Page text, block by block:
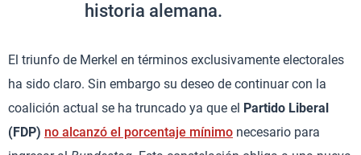
historia alemana.
El triunfo de Merkel en términos exclusivamente electorales
ha sido claro. Sin embargo su deseo de continuar con la
coalición actual se ha truncado ya que el Partido Liberal
(FDP) no alcanzó el porcentaje mínimo necesario para